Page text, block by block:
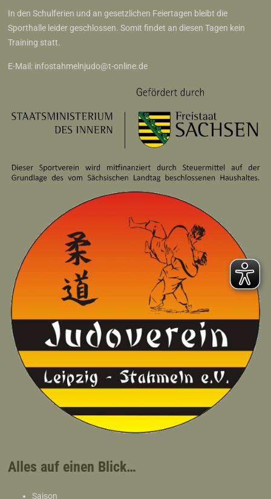
In den Schulferien und an gesetzlichen Feiertagen bleibt die
Sporthalle leider geschlossen. Somit findet an diesen Tagen kein
Training statt.
E-Mail: infostahmelnjudo@t-online.de
Alles auf einen Blick…
Saison